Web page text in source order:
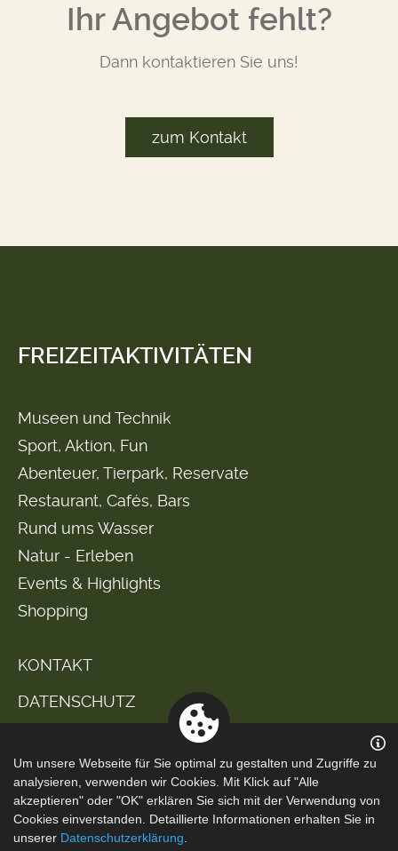
Ihr Angebot fehlt?
Dann kontaktieren Sie uns!
zum Kontakt
FREIZEITAKTIVITÄTEN
Museen und Technik
Sport, Aktion, Fun
Abenteuer, Tierpark, Reservate
Restaurant, Cafés, Bars
Rund ums Wasser
Natur - Erleben
Events & Highlights
Shopping
KONTAKT
DATENSCHUTZ
Um unsere Webseite für Sie optimal zu gestalten und Zugriffe zu
analysieren, verwenden wir Cookies. Mit Klick auf "Alle
akzeptieren" oder "OK" erklären Sie sich mit der Verwendung von
Cookies einverstanden. Detaillierte Informationen erhalten Sie in
unserer Datenschutzerklärung